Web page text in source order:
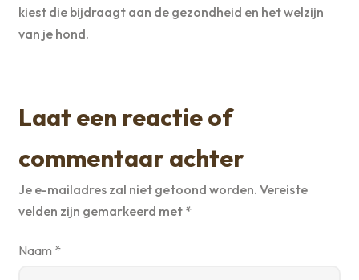
kiest die bijdraagt aan de gezondheid en het welzijn
van je hond.
Laat een reactie of
commentaar achter
Je e-mailadres zal niet getoond worden. Vereiste
velden zijn gemarkeerd met *
Naam *